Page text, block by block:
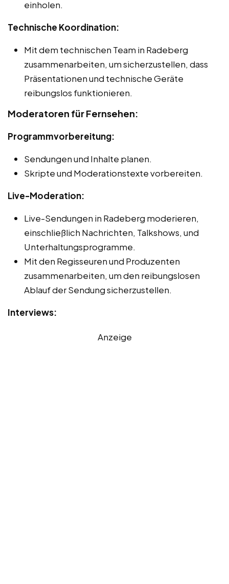
einholen.
Technische Koordination:
Mit dem technischen Team in Radeberg
zusammenarbeiten, um sicherzustellen, dass
Präsentationen und technische Geräte
reibungslos funktionieren.
Moderatoren für Fernsehen:
Programmvorbereitung:
Sendungen und Inhalte planen.
Skripte und Moderationstexte vorbereiten.
Live-Moderation:
Live-Sendungen in Radeberg moderieren,
einschließlich Nachrichten, Talkshows, und
Unterhaltungsprogramme.
Mit den Regisseuren und Produzenten
zusammenarbeiten, um den reibungslosen
Ablauf der Sendung sicherzustellen.
Interviews:
Anzeige